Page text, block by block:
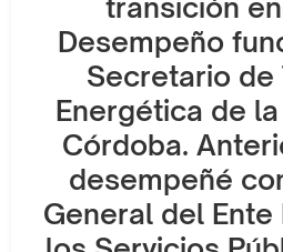
transición
Desempeño
Secretario de
Energética de
Córdoba.
desempeñé
General del